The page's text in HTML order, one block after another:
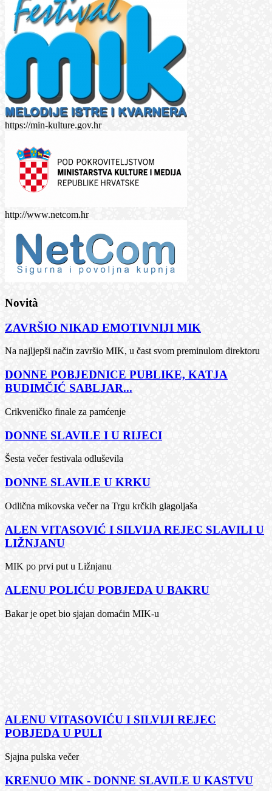
https://min-kulture.gov.hr
http://www.netcom.hr
Novità
ZAVRŠIO NIKAD EMOTIVNIJI MIK
Na najljepši način završio MIK, u čast svom preminulom direktoru
DONNE POBJEDNICE PUBLIKE, KATJA
BUDIMČIĆ SABLJAR...
Crikveničko finale za pamćenje
DONNE SLAVILE I U RIJECI
Šesta večer festivala odluševila
DONNE SLAVILE U KRKU
Odlična mikovska večer na Trgu krčkih glagoljaša
ALEN VITASOVIĆ I SILVIJA REJEC SLAVILI U
LIŽNJANU
MIK po prvi put u Ližnjanu
ALENU POLIĆU POBJEDA U BAKRU
Bakar je opet bio sjajan domaćin MIK-u
ALENU VITASOVIĆU I SILVIJI REJEC
POBJEDA U PULI
Sjajna pulska večer
KRENUO MIK - DONNE SLAVILE U KASTVU